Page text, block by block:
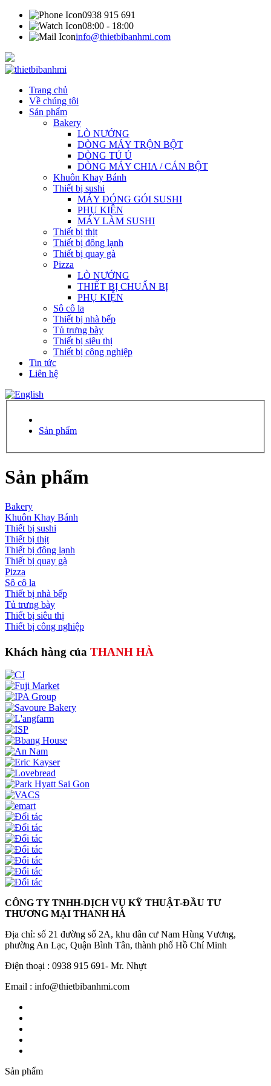
0938 915 691
08:00 - 18:00
info@thietbibanhmi.com
Trang chủ
Về chúng tôi
Sản phẩm
Bakery
LÒ NƯỚNG
DÒNG MÁY TRỘN BỘT
DÒNG TỦ Ủ
DÒNG MÁY CHIA / CÁN BỘT
Khuôn Khay Bánh
Thiết bị sushi
MÁY ĐÓNG GÓI SUSHI
PHỤ KIỆN
MÁY LÀM SUSHI
Thiết bị thịt
Thiết bị đông lạnh
Thiết bị quay gà
Pizza
LÒ NƯỚNG
THIẾT BỊ CHUẨN BỊ
PHỤ KIỆN
Sô cô la
Thiết bị nhà bếp
Tủ trưng bày
Thiết bị siêu thị
Thiết bị công nghiệp
Tin tức
Liên hệ
Sản phẩm
Sản phẩm
Bakery
Khuôn Khay Bánh
Thiết bị sushi
Thiết bị thịt
Thiết bị đông lạnh
Thiết bị quay gà
Pizza
Sô cô la
Thiết bị nhà bếp
Tủ trưng bày
Thiết bị siêu thị
Thiết bị công nghiệp
Khách hàng của THANH HÀ
CÔNG TY TNHH-DỊCH VỤ KỸ THUẬT-ĐẦU TƯ
THƯƠNG MẠI THANH HÀ
Địa chỉ: số 21 đường số 2A, khu dân cư Nam Hùng Vương,
phường An Lạc, Quận Bình Tân, thành phố Hồ Chí Minh
Điện thoại : 0938 915 691- Mr. Nhựt
Email : info@thietbibanhmi.com
Sản phẩm